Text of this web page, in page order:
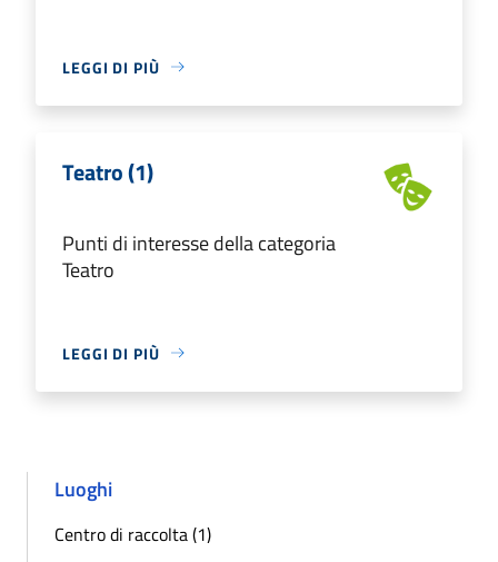
LEGGI DI PIÙ
Teatro (1)
Punti di interesse della categoria
Teatro
LEGGI DI PIÙ
Luoghi
Centro di raccolta (1)